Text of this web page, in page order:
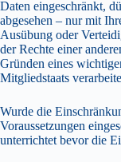
Daten eingeschränkt,
abgesehen – nur mit
Ausübung oder
der Rechte einer
Gründen eines
Mitgliedstaats
Wurde die
Voraussetzungen
unterrichtet bevor die